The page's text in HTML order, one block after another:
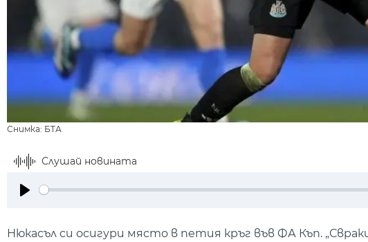
Снимка: БТА
Слушай новината
Нюкасъл си осигури място в петия кръг във ФА Къп.